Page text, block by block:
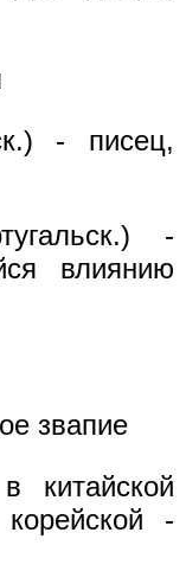
- писец,
-
влиянию
звапие
китайской
-